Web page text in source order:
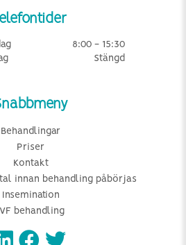
8:00 - 15:30
Stängd
Behandlingar
Priser
Kontakt
innan behandling påbörjas
Insemination
behandling